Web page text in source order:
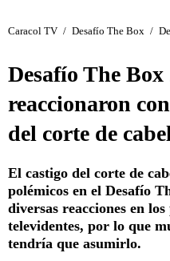
Caracol TV / Desafío The Box /
Desafío The
reaccionaron
del corte de
El castigo del corte de
polémicos en el Desafío
diversas reacciones en
televidentes, por lo que
tendría que asumirlo.